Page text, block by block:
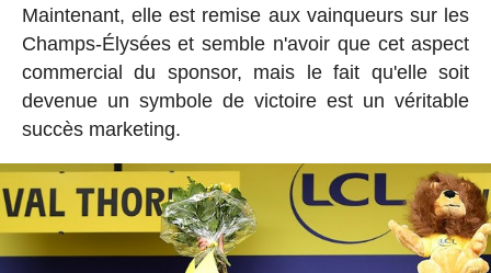
Maintenant, elle est remise aux vainqueurs sur les
Champs-Élysées et semble n'avoir que cet aspect
commercial du sponsor, mais le fait qu'elle soit
devenue un symbole de victoire est un véritable
succès marketing.